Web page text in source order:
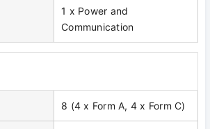
1 x Power and
Communication
8 (4 x Form A, 4 x Form C)